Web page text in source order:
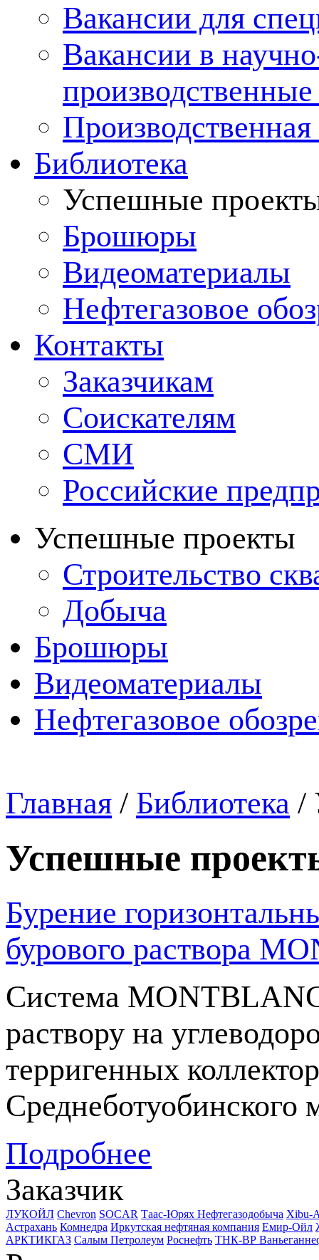
Вакансии для
Вакансии в
Производственная
Библиотека
Успешные
Брошюры
Видеоматериалы
Нефтегазовое
Контакты
Заказчикам
Соискателям
СМИ
Российские
Успешные проекты
Строительство
Добыча
Брошюры
Видеоматериалы
Нефтегазовое
Главная / Библиотека /
Успешные
Бурение
бурового раствора
Система MONTBLANC
раствору на
терригенных
Подробнее
Заказчик
ЛУКОЙЛ Chevron SOCAR Таас-Юрях Нефтегазодобыча Xibu-
Астрахань Комнедра Иркутская нефтяная компания Емир-Ойл
АРКТИКГАЗ Салым Петролеум Роснефть ТНК-ВР